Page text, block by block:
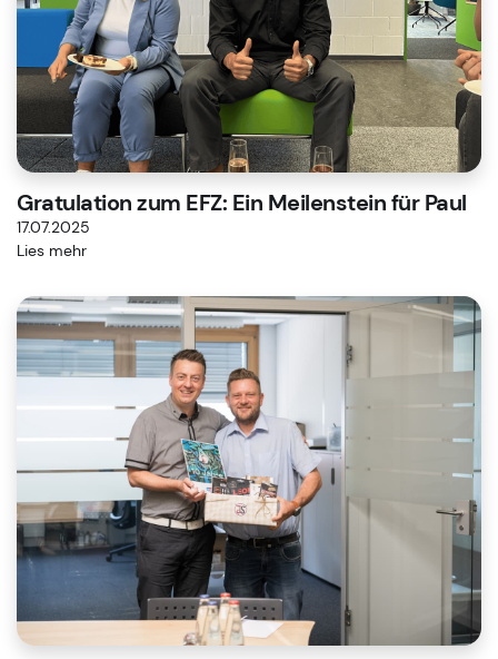
Gratulation zum EFZ: Ein Meilenstein für Paul
17.07.2025
Lies mehr